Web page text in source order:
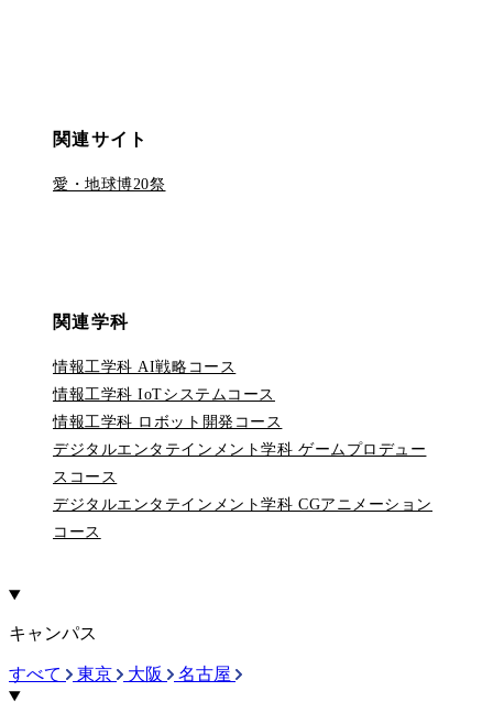
関連サイト
愛・地球博20祭
関連学科
情報工学科 AI戦略コース
情報工学科 IoTシステムコース
情報工学科 ロボット開発コース
デジタルエンタテインメント学科 ゲームプロデュー
スコース
デジタルエンタテインメント学科 CGアニメーション
コース
キャンパス
すべて 東京 大阪 名古屋